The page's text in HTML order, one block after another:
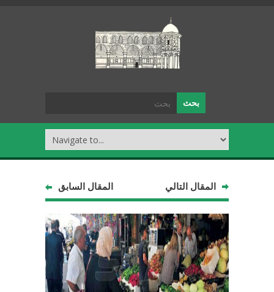
المقال السابق المقال التالي